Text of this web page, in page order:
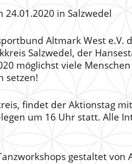
in Salzwedel
Altmark West
Salzwedel, der
möglichst viele
setzen!
findet der Aktionstag
um 16 Uhr statt. Alle
gestaltet von